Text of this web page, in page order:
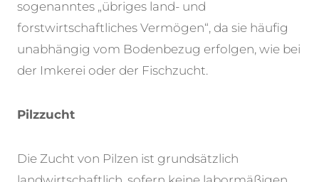
sogenanntes „übriges land- und
forstwirtschaftliches Vermögen“, da sie häufig
unabhängig vom Bodenbezug erfolgen, wie bei
der Imkerei oder der Fischzucht.
Pilzzucht
Die Zucht von Pilzen ist grundsätzlich